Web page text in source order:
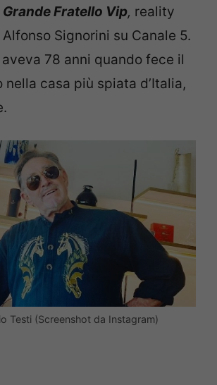
Grande Fratello Vip, reality
Signorini su Canale 5.
aveva 78 anni quando fece il
nella casa più spiata d’Italia,
Testi (Screenshot da Instagram)